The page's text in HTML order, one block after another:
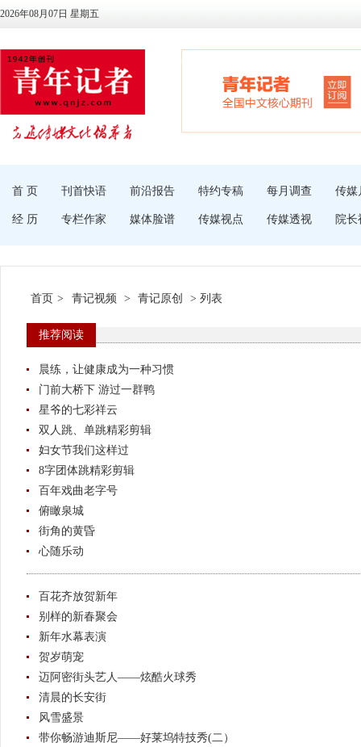
2026年08月07日 星期五
首 页 刊首快语 前沿报告 特约专稿 每月调查 传媒
经 历 专栏作家 媒体脸谱 传媒视点 传媒透视 院长
首页 > 青记视频 > 青记原创 > 列表
推荐阅读
晨练，让健康成为一种习惯
门前大桥下 游过一群鸭
星爷的七彩祥云
双人跳、单跳精彩剪辑
妇女节我们这样过
8字团体跳精彩剪辑
百年戏曲老字号
俯瞰泉城
街角的黄昏
心随乐动
百花齐放贺新年
别样的新春聚会
新年水幕表演
贺岁萌宠
迈阿密街头艺人——炫酷火球秀
清晨的长安街
风雪盛景
带你畅游迪斯尼——好莱坞特技秀(二）